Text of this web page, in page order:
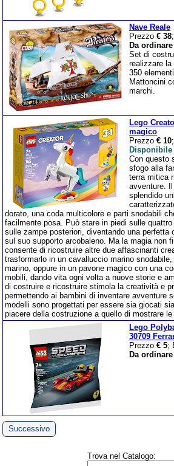
Nave Reale
Prezzo € 38
Da ordinare
Set di
realizzare la
350
Mattoncini
marchi.
Lego
magico
Prezzo € 10
Con questo
sfogo alla
terra mitica
avventure.
splendido
dorato, una coda multicolore e parti snodabili
facilmente posa. Può stare in piedi sulle
sulle zampe posteriori, diventando una perfetta
sul suo supporto arcobaleno. Ma la magia non
consente di ricostruire altre due affascinanti
trasformarlo in un cavalluccio marino
marino, oppure in un pavone magico con una
mobili, dando vita ogni volta a nuove storie e
di costruire e ricostruire stimola la creatività e
permettendo ai bambini di inventare avventure
modelli sono progettati per essere sia giocati
piacere della costruzione a quello di mostrare
Lego
30709
Prezzo € 5;
Da ordinare
Successivo
Trova nel Catalogo: